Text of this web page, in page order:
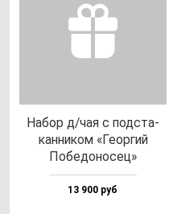
Набор д/чая с под­ста­
кан­ни­ком «Геор­гий
Побе­до­но­сец»
13 900 руб